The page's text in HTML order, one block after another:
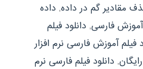
مقادیر گم در داده, داده
آموزش فارسی, دانلود فیلم
فیلم آموزش فارسی نرم افزار
, دانلود فیلم فارسی نرم